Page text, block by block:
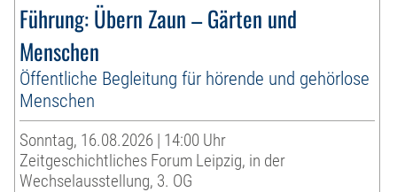
Führung: Übern Zaun – Gärten und
Menschen
Öffentliche Begleitung für hörende und gehörlose
Menschen
Sonntag, 16.08.2026 | 14:00 Uhr
Zeitgeschichtliches Forum Leipzig, in der
Wechselausstellung, 3. OG